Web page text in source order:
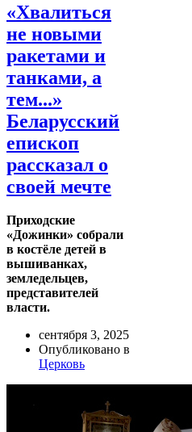
«Хвалиться
не новыми
ракетами и
танками, а
тем...»
Беларусский
епископ
рассказал о
своей мечте
Приходские
«Дожинки» собрали
в костёле детей в
вышиванках,
земледельцев,
представителей
власти.
сентября 3, 2025
Опубликовано в
Церковь